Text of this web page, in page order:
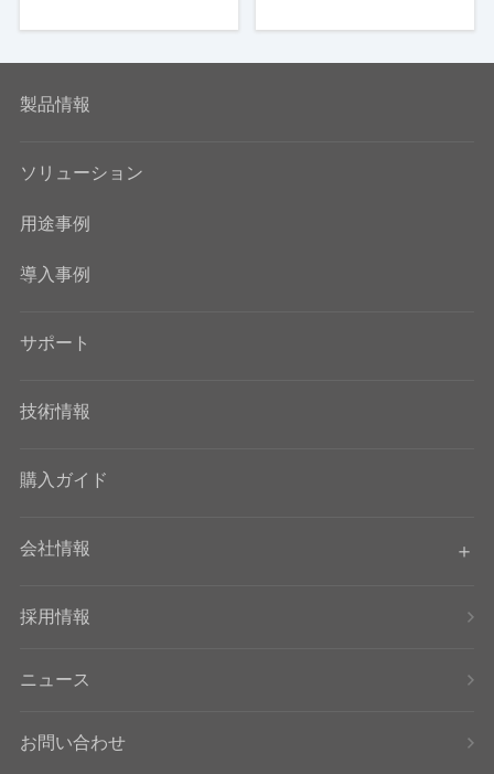
製品情報
ソリューション
用途事例
導入事例
サポート
技術情報
購入ガイド
会社情報
採用情報
ニュース
お問い合わせ